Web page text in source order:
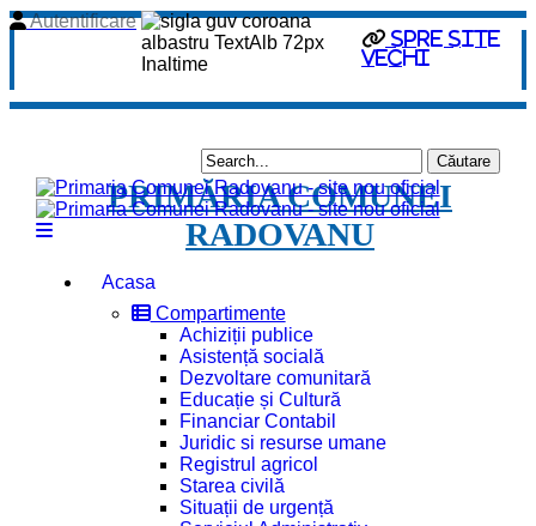
Spre site
vechi
Autentificare
PRIMĂRIA COMUNEI
RADOVANU
Acasa
Compartimente
Achiziții publice
Asistență socială
Dezvoltare comunitară
Educație și Cultură
Financiar Contabil
Juridic si resurse umane
Registrul agricol
Starea civilă
Situații de urgență